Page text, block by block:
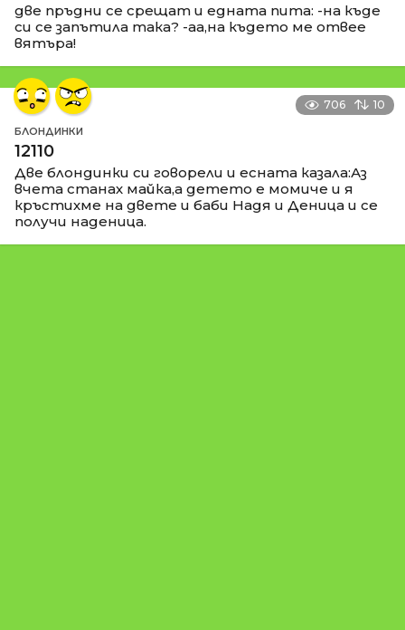
две пръдни се срещат и едната пита: -на къде
си се запътила така? -аа,на където ме отвее
вятъра!
706 10
БЛОНДИНКИ
12110
Две блондинки си говорели и есната казала:Аз
вчета станах майка,а детето е момиче и я
кръстихме на двете и баби Надя и Деница и се
получи наденица.